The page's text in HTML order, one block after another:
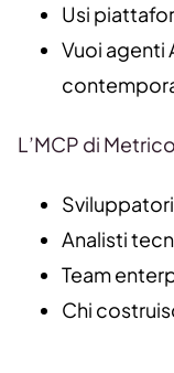
Usi
Vuoi agenti
L’MCP di
Sviluppatori
Analisti
Team
Chi